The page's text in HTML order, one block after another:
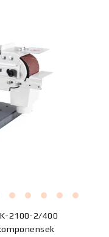
2100-2/400